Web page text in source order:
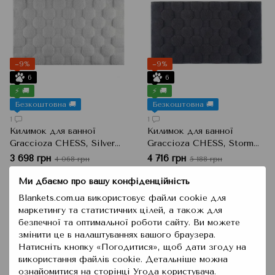
Ми дбаємо про вашу конфіденційність
Blankets.com.ua використовує файли cookie для
маркетингу та статистичних цілей, а також для
безпечної та оптимальної роботи сайту. Ви можете
змінити це в налаштуваннях вашого браузера.
Натисніть кнопку «Погодитися», щоб дати згоду на
використання файлів cookie. Детальніше можна
ознайомитися на сторінці Угода користувача.
−9%
6
⚡ 🚚
Безкоштовна 🚚
1
Килимок для ванної
Graccioza CHESS, Silver
Світло-сірий, 50x80 см
3 698 грн 4 068 грн
Купити
−9%
6
⚡ 🚚
Безкоштовна 🚚
1
Килимок для ванної
Graccioza CHESS, Storm
Сірий, 60x100 см
4 716 грн 5 188 грн
Купити